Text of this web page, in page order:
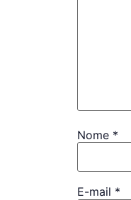
Nome *
E-mail *